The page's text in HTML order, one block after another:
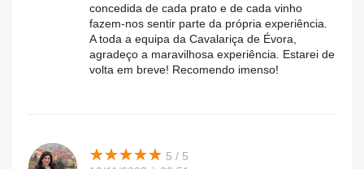
concedida de cada prato e de cada vinho
fazem-nos sentir parte da própria experiência.
A toda a equipa da Cavalariça de Évora,
agradeço a maravilhosa experiência. Estarei de
volta em breve! Recomendo imenso!
★★★★★
★★★★★ 5 / 5